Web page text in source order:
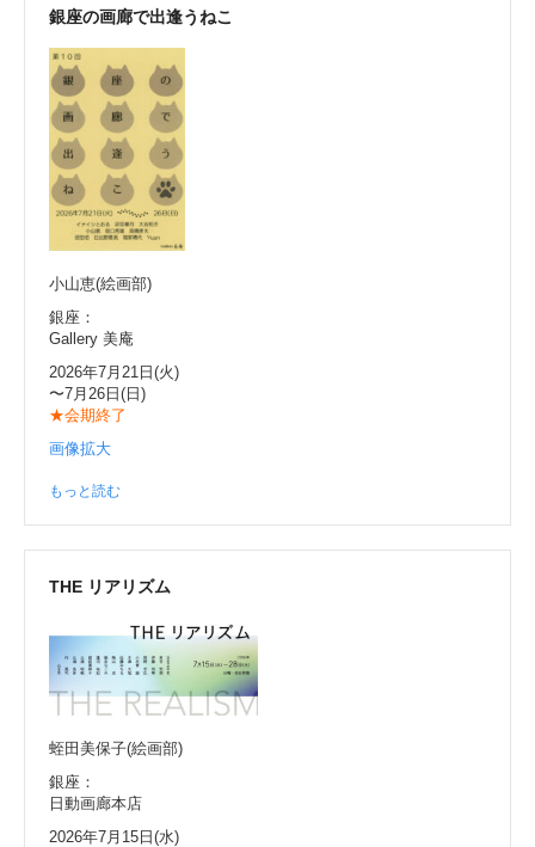
銀座の画廊で出逢うねこ
小山恵(絵画部)
銀座：
Gallery 美庵
2026年7月21日(火)
〜7月26日(日)
★会期終了
画像拡大
もっと読む
THE リアリズム
蛭田美保子(絵画部)
銀座：
日動画廊本店
2026年7月15日(水)